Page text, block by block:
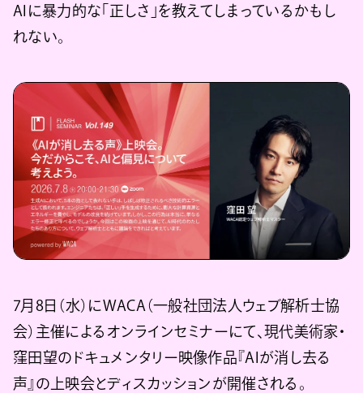
AIに暴力的な「正しさ」を教えてしまっているかもし
れない。
7月8日（水）にWACA（一般社団法人ウェブ解析士協
会）主催によるオンラインセミナーにて、現代美術家・
窪田望のドキュメンタリー映像作品『AIが消し去る
声』の上映会とディスカッションが開催される。